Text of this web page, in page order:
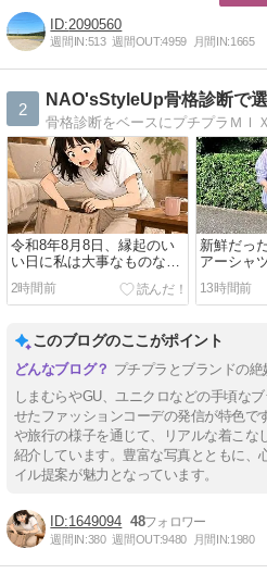
2090560
週間IN:513 週間OUT:4959 月間IN:1665
2
NAO'sStyleUp骨格診断で
令和8年8月8日、縁起のい
い日に私は大事なものなく
しました
2時間前
新鮮だっ
アーシャ
ューのシ
ン♪
13時間前
このブログのここがポイント
プチプラとブランドの絶
しまむらやGU、ユニクロなどの手頃な
せたファッションコーデの発信が特色で
や旅行の様子を通じて、リアルな着こな
紹介しています。豊富な写真とともに、
イル提案が魅力となっています。
1649094 48
週間IN:380 週間OUT:9480 月間IN:1980